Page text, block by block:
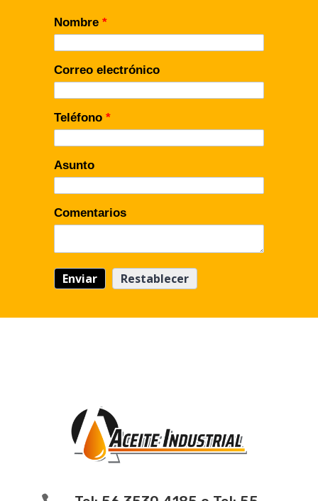
Nombre *
Correo electrónico
Teléfono *
Asunto
Comentarios